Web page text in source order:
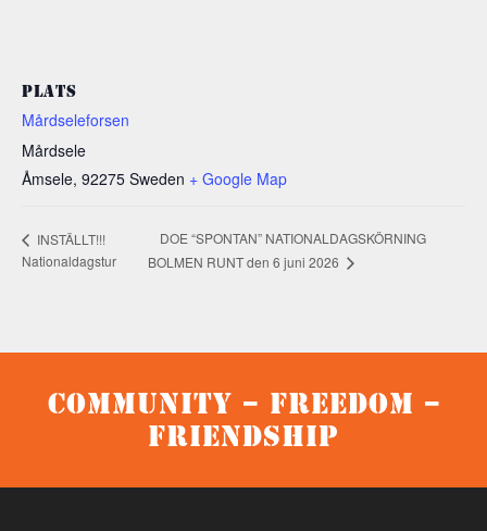
PLATS
Mårdseleforsen
Mårdsele
Åmsele, 92275 Sweden + Google Map
INSTÄLLT!!!
Nationaldagstur
DOE “SPONTAN” NATIONALDAGSKÖRNING
BOLMEN RUNT den 6 juni 2026
Community – Freedom –
Friendship